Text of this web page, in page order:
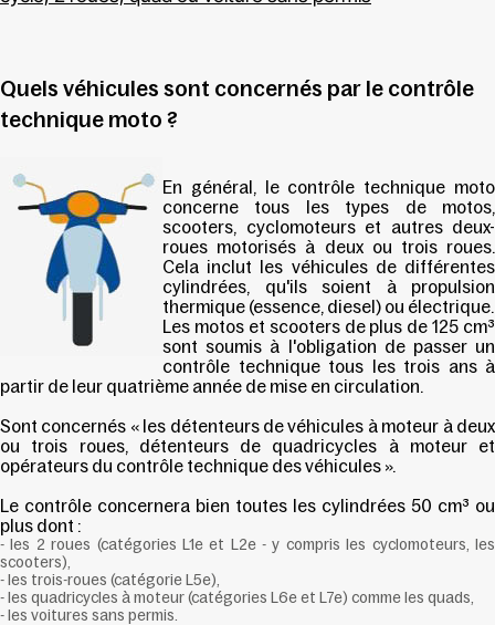
Quels véhicules sont concernés par le contrôle
technique moto ?
En général, le contrôle technique moto
concerne tous les types de motos,
scooters, cyclomoteurs et autres deux-
roues motorisés à deux ou trois roues.
Cela inclut les véhicules de différentes
cylindrées, qu'ils soient à propulsion
thermique (essence, diesel) ou électrique.
Les motos et scooters de plus de 125 cm³
sont soumis à l'obligation de passer un
contrôle technique tous les trois ans à
partir de leur quatrième année de mise en circulation.
Sont concernés « les détenteurs de véhicules à moteur à deux
ou trois roues, détenteurs de quadricycles à moteur et
opérateurs du contrôle technique des véhicules ».
Le contrôle concernera bien toutes les cylindrées 50 cm³ ou
plus dont :
- les 2 roues (catégories L1e et L2e - y compris les cyclomoteurs, les
scooters),
- les trois-roues (catégorie L5e),
- les quadricycles à moteur (catégories L6e et L7e) comme les quads,
- les voitures sans permis.